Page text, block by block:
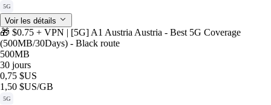
5G
Voir les détails
🎁 $0.75 + VPN | [5G] A1 Austria Austria - Best 5G Coverage
(500MB/30Days) - Black route
500MB
30 jours
0,75 $US
1,50 $US/GB
5G